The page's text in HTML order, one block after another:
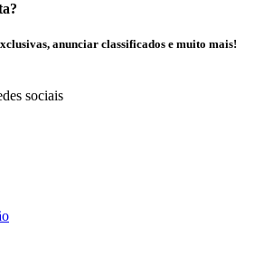
anunciar classificados e muito mais!
sociais